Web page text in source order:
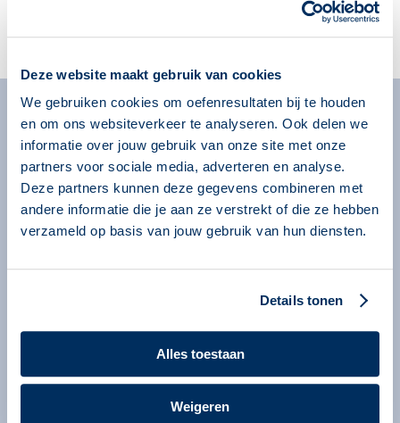
Deze website maakt gebruik van cookies
We gebruiken cookies om oefenresultaten bij te houden
en om ons websiteverkeer te analyseren. Ook delen we
informatie over jouw gebruik van onze site met onze
partners voor sociale media, adverteren en analyse.
Deze partners kunnen deze gegevens combineren met
andere informatie die je aan ze verstrekt of die ze hebben
verzameld op basis van jouw gebruik van hun diensten.
Details tonen
Alles toestaan
Weigeren
Algemeen
Missie
Over onze programma’s
Begeleiders
Nieuws
Bestellen
Information in English